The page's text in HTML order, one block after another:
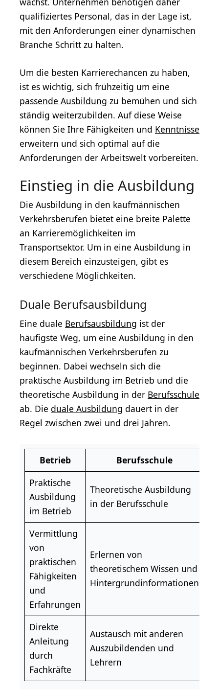
qualifiziertes Personal, das in der Lage ist,
mit den Anforderungen einer dynamischen
Branche Schritt zu halten.
Um die besten Karrierechancen zu haben,
ist es wichtig, sich frühzeitig um eine
passende Ausbildung zu bemühen und sich
ständig weiterzubilden. Auf diese Weise
können Sie Ihre Fähigkeiten und Kenntnisse
erweitern und sich optimal auf die
Anforderungen der Arbeitswelt vorbereiten.
Einstieg in die Ausbildung
Die Ausbildung in den kaufmännischen
Verkehrsberufen bietet eine breite Palette
an Karrieremöglichkeiten im
Transportsektor. Um in eine Ausbildung in
diesem Bereich einzusteigen, gibt es
verschiedene Möglichkeiten.
Duale Berufsausbildung
Eine duale Berufsausbildung ist der
häufigste Weg, um eine Ausbildung in den
kaufmännischen Verkehrsberufen zu
beginnen. Dabei wechseln sich die
praktische Ausbildung im Betrieb und die
theoretische Ausbildung in der Berufsschule
ab. Die duale Ausbildung dauert in der
Regel zwischen zwei und drei Jahren.
Betrieb
Berufsschule
Praktische
Ausbildung
im Betrieb
Theoretische Ausbildung
in der Berufsschule
Vermittlung
von
praktischen
Fähigkeiten
und
Erfahrungen
Erlernen von
theoretischem Wissen und
Hintergrundinformationen
Direkte
Anleitung
durch
Fachkräfte
Austausch mit anderen
Auszubildenden und
Lehrern